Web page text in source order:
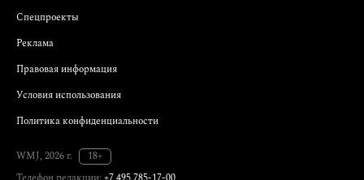
Спецпроекты
Реклама
Правовая информация
Условия использования
Политика конфиденциальности
WMJ, 2026 г.
18+